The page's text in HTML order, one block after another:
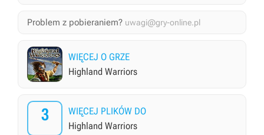
Problem z pobieraniem? uwagi@gry-online.pl
WIĘCEJ O GRZE
Highland Warriors
3
WIĘCEJ PLIKÓW DO
Highland Warriors